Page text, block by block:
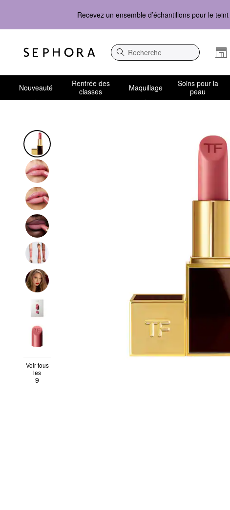
Recevez un ensemble d’échantillons pour le teint
Recherche
Nouveauté
Rentrée des
classes
Maquillage
Soins pour la
peau
Voir tous
les
9